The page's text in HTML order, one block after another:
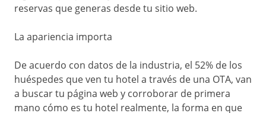
reservas que generas desde tu sitio web.
La apariencia importa
De acuerdo con datos de la industria, el 52% de los
huéspedes que ven tu hotel a través de una OTA, van
a buscar tu página web y corroborar de primera
mano cómo es tu hotel realmente, la forma en que